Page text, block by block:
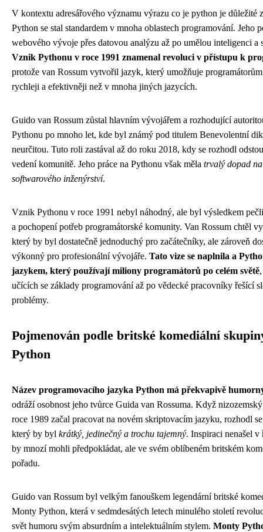
V kontextu adresářového významu výrazu co je python je důležité
Python se stal standardem v mnoha oblastech programování. Jeho
webového vývoje přes datovou analýzu až po umělou inteligenci a
Vznik Pythonu v roce 1991 znamenal revoluci v přístupu k
protože van Rossum vytvořil jazyk, který umožňuje
rychleji a efektivněji než v mnoha jiných jazycích.
Guido van Rossum zůstal hlavním vývojářem a rozhodující
Pythonu po mnoho let, kde byl známý pod titulem Benevolentní
neurčitou. Tuto roli zastával až do roku 2018, kdy se rozhodl
vedení komunitě. Jeho práce na Pythonu však měla trvalý dopad
softwarového inženýrství.
Vznik Pythonu v roce 1991 nebyl náhodný, ale byl výsledkem
a pochopení potřeb programátorské komunity. Van Rossum chtěl
který by byl dostatečně jednoduchý pro začátečníky, ale zároveň
výkonný pro profesionální vývojáře. Tato vize se naplnila a
jazykem, který používají miliony programátorů po celém světě
učících se základy programování až po vědecké pracovníky řešící
problémy.
Pojmenován podle britské komediální
Python
Název programovacího jazyka Python má překvapivě
odráží osobnost jeho tvůrce Guida van Rossuma. Když
roce 1989 začal pracovat na novém skriptovacím jazyku, rozhodl
který by byl krátký, jedinečný a trochu tajemný. Inspiraci nenašel
by mnozí mohli předpokládat, ale ve svém oblíbeném britském
pořadu.
Guido van Rossum byl velkým fanouškem legendární britské
Monty Python, která v sedmdesátých letech minulého století
svět humoru svým absurdním a intelektuálním stylem. Monty